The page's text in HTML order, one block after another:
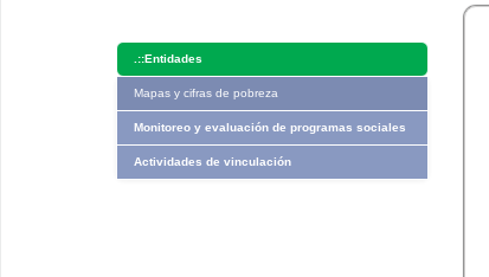
.::Entidades
Mapas y cifras de pobreza
Monitoreo y evaluación de programas sociales
Actividades de vinculación